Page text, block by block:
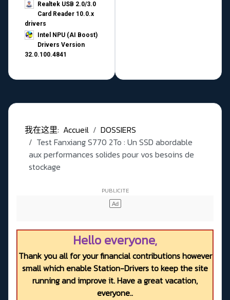
Realtek USB 2.0/3.0
Card Reader 10.0.x
drivers
Intel NPU (AI Boost)
Drivers Version
32.0.100.4841
我在这里: Accueil
DOSSIERS
Test Fanxiang S770 2To : Un SSD abordable
aux performances solides pour vos besoins de
stockage
Hello everyone,
Thank you all for your financial contributions however
small which enable Station-Drivers to keep the site
running and improve it. Have a great vacation,
everyone..